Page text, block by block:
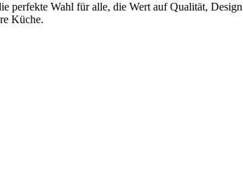
Wahl für alle, die Wert auf Qualität,
Küche.